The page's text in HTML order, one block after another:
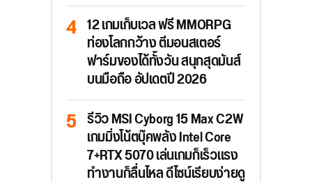
12 เกมเก็บเวล ฟรี MMORPG
ท่องโลกกว้าง ตีมอนสเตอร์
ฟาร์มของได้ทั้งวัน สนุกสุดมันส์
บนมือถือ อัปเดตปี 2026
รีวิว MSI Cyborg 15 Max C2W
เกมมิ่งโน้ตบุ๊คพลัง Intel Core
7+RTX 5070 เล่นเกมก็เร็วแรง
ทำงานก็ลื่นไหล ดีไซน์เรียบง่ายดู